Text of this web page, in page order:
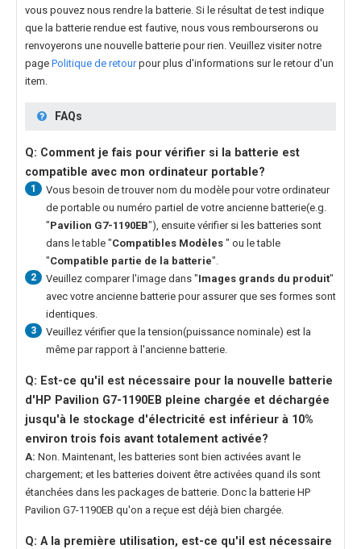
vous pouvez nous rendre la batterie. Si le résultat de test indique
que la batterie rendue est fautive, nous vous rembourserons ou
renvoyerons une nouvelle batterie pour rien. Veuillez visiter notre
page Politique de retourpour plus d'informations sur le retour d'un
item.
FAQs
Q: Comment je fais pour vérifier si la batterie est
compatible avec mon ordinateur portable?
1
Vous besoin de trouver nom du modèle pour votre ordinateur
de portable ou numéro partiel de votre ancienne batterie(e.g.
"Pavilion G7-1190EB"), ensuite vérifier si les batteries sont
dans le table "Compatibles Modèles " ou le table
"Compatible partie de la batterie".
2 Veuillez comparer l'image dans "Images grands du produit"
avec votre ancienne batterie pour assurer que ses formes sont
identiques.
3
Veuillez vérifier que la tension(puissance nominale) est la
même par rapport à l'ancienne batterie.
Q: Est-ce qu'il est nécessaire pour la nouvelle batterie
d'HP Pavilion G7-1190EB pleine chargée et déchargée
jusqu'à le stockage d'électricité est inférieur à 10%
environ trois fois avant totalement activée?
A: Non. Maintenant, les batteries sont bien activées avant le
chargement; et les batteries doivent être activées quand ils sont
étanchées dans les packages de batterie. Donc la batterie HP
Pavilion G7-1190EB qu'on a reçue est déjà bien chargée.
Q: A la première utilisation, est-ce qu'il est nécessaire